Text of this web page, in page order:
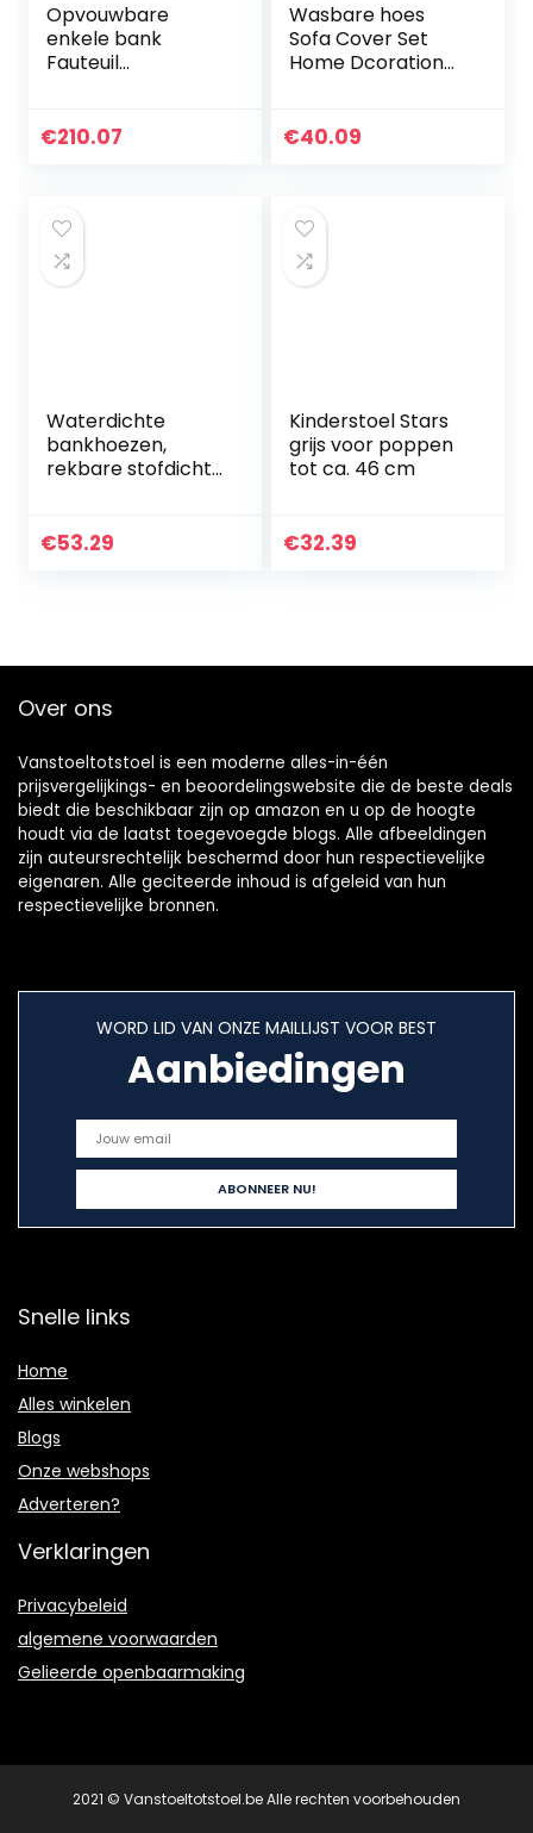
Opvouwbare
enkele bank
Fauteuil
Stijlvolle
met…
€210.07
Wasbare hoes
Sofa Cover Set
Home Dcoration
persons”235-
€40.09
Waterdichte
bankhoezen,
rekbare stofdichte
bankhoes gebruikt
€53.29
Kinderstoel Stars
grijs voor poppen
tot ca. 46 cm
€32.39
Over ons
Vanstoeltotstoel is een moderne alles-in-één
prijsvergelijkings- en beoordelingswebsite die de beste deals
biedt die beschikbaar zijn op amazon en u op de hoogte
houdt via de laatst toegevoegde blogs. Alle afbeeldingen
zijn auteursrechtelijk beschermd door hun respectievelijke
eigenaren. Alle geciteerde inhoud is afgeleid van hun
respectievelijke bronnen.
WORD LID VAN ONZE MAILLIJST VOOR BEST
Aanbiedingen
Snelle links
Home
Alles winkelen
Blogs
Onze webshops
Adverteren?
Verklaringen
Privacybeleid
algemene voorwaarden
Gelieerde openbaarmaking
2021 © Vanstoeltotstoel.be Alle rechten voorbehouden